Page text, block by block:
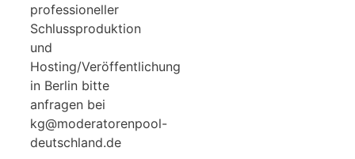
professioneller
Schlussproduktion
und
Hosting/Veröffentlichung
in Berlin bitte
anfragen bei
kg@moderatorenpool-
deutschland.de